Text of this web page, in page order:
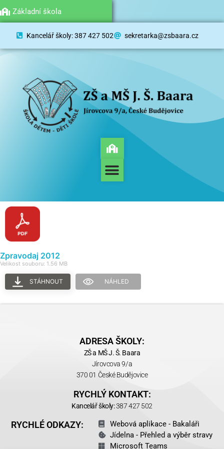
Kancelář školy: 387 427 502 sekretarka@zsbaara.cz
Mateřská škola
Základní škola
Zpravodaj 2012
Velikost souboru: 1.56 MB
STÁHNOUT NÁHLED
ADRESA ŠKOLY:
ZŠ a MŠ J. Š. Baara
Jírovcova 9/a
370 01 České Budějovice
RYCHLÝ KONTAKT:
Kancelář školy:387 427 502
RYCHLÉ ODKAZY:
Webová aplikace - Bakaláři
Jídelna - Přehled a výběr stravy
Microsoft Teams